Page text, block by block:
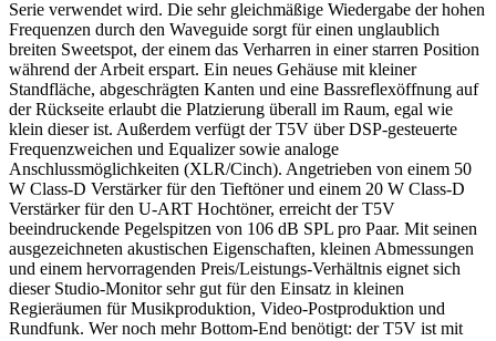
Serie verwendet wird. Die sehr gleichmäßige Wiedergabe der hohen
Frequenzen durch den Waveguide sorgt für einen unglaublich
breiten Sweetspot, der einem das Verharren in einer starren Position
während der Arbeit erspart. Ein neues Gehäuse mit kleiner
Standfläche, abgeschrägten Kanten und eine Bassreflexöffnung auf
der Rückseite erlaubt die Platzierung überall im Raum, egal wie
klein dieser ist. Außerdem verfügt der T5V über DSP-gesteuerte
Frequenzweichen und Equalizer sowie analoge
Anschlussmöglichkeiten (XLR/Cinch). Angetrieben von einem 50
W Class-D Verstärker für den Tieftöner und einem 20 W Class-D
Verstärker für den U-ART Hochtöner, erreicht der T5V
beeindruckende Pegelspitzen von 106 dB SPL pro Paar. Mit seinen
ausgezeichneten akustischen Eigenschaften, kleinen Abmessungen
und einem hervorragenden Preis/Leistungs-Verhältnis eignet sich
dieser Studio-Monitor sehr gut für den Einsatz in kleinen
Regieräumen für Musikproduktion, Video-Postproduktion und
Rundfunk. Wer noch mehr Bottom-End benötigt: der T5V ist mit